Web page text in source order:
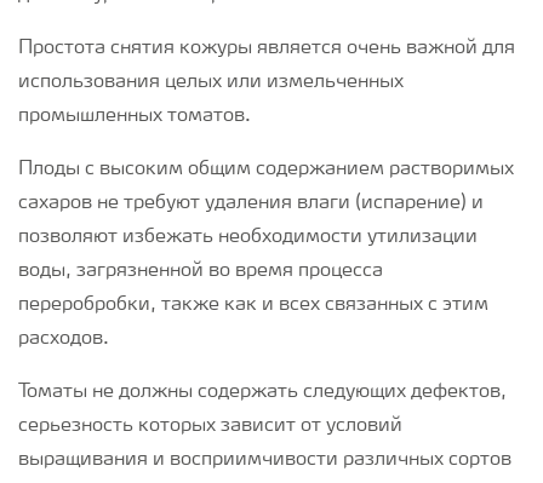
Простота снятия кожуры является очень важной для
использования целых или измельченных
промышленных томатов.
Плоды с высоким общим содержанием растворимых
сахаров не требуют удаления влаги (испарение) и
позволяют избежать необходимости утилизации
воды, загрязненной во время процесса
переробробки, также как и всех связанных с этим
расходов.
Томаты не должны содержать следующих дефектов,
серьезность которых зависит от условий
выращивания и восприимчивости различных сортов